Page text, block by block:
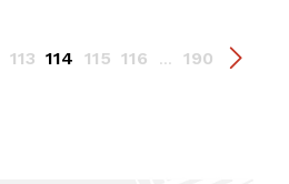
113 114 115 116 ... 190